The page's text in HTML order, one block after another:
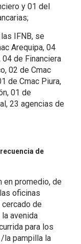
y 01 del
IFNB, se
Arequipa, 04
de Financiera
02 de Cmac
de Cmac Piura,
01 de
23 agencias de
de
en promedio, de
oficinas
cercado de
avenida
para los
la pampilla la